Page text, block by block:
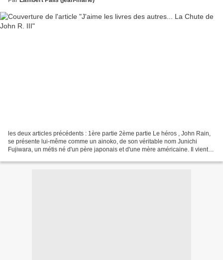
les deux articles précédents : 1ère partie 2ème partie Le héros , John Rain,
se présente lui-même comme un ainoko, de son véritable nom Junichi
Fujiwara, un métis né d'un père japonais et d'une mère américaine. Il vient